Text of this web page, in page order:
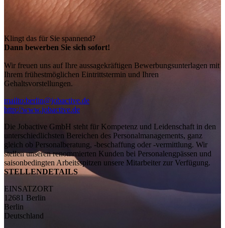
Klingt das für Sie spannend?
Dann bewerben Sie sich sofort!
Wir freuen uns auf Ihre aussagekräftigen Bewerbungsunterlagen mit
Ihrem frühestmöglichen Eintrittstermin und Ihren
Gehaltsvorstellungen.
mailto:berlin@jobactive.de
http://www.jobactive.de
Die Jobactive GmbH steht für Kompetenz und Leidenschaft in den
unterschiedlichsten Bereichen des Personalmanagements, ganz
gleich ob Personalberatung, -beschaffung oder -vermittlung. Wir
stellen unseren renommierten Kunden bei Personalengpässen und
saisonbedingten Arbeitsspitzen unsere Mitarbeiter zur Verfügung.
STELLENDETAILS
EINSATZORT
12681 Berlin
Berlin
Deutschland